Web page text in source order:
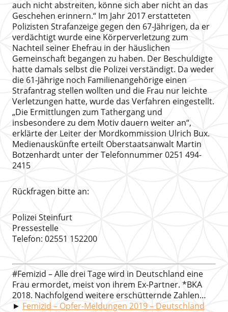
auch nicht abstreiten, könne sich aber nicht an das
Geschehen erinnern.“ Im Jahr 2017 erstatteten
Polizisten Strafanzeige gegen den 67-Jährigen, da er
verdächtigt wurde eine Körperverletzung zum
Nachteil seiner Ehefrau in der häuslichen
Gemeinschaft begangen zu haben. Der Beschuldigte
hatte damals selbst die Polizei verständigt. Da weder
die 61-Jährige noch Familienangehörige einen
Strafantrag stellen wollten und die Frau nur leichte
Verletzungen hatte, wurde das Verfahren eingestellt.
„Die Ermittlungen zum Tathergang und
insbesondere zu dem Motiv dauern weiter an“,
erklärte der Leiter der Mordkommission Ulrich Bux.
Medienauskünfte erteilt Oberstaatsanwalt Martin
Botzenhardt unter der Telefonnummer 0251 494-
2415
Rückfragen bitte an:
Polizei Steinfurt
Pressestelle
Telefon: 02551 152200
#Femizid – Alle drei Tage wird in Deutschland eine
Frau ermordet, meist von ihrem Ex-Partner. *BKA
2018. Nachfolgend weitere erschütternde Zahlen…
► Femizid – Opfer-Meldungen 2019 – Deutschland